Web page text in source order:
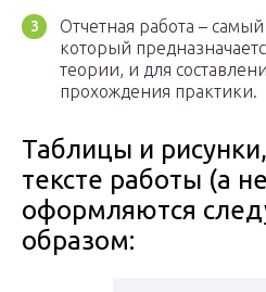
Отчетная работа –
который
теории, и для
прохождения практики.
Таблицы и
тексте работы (а
оформляются
образом: